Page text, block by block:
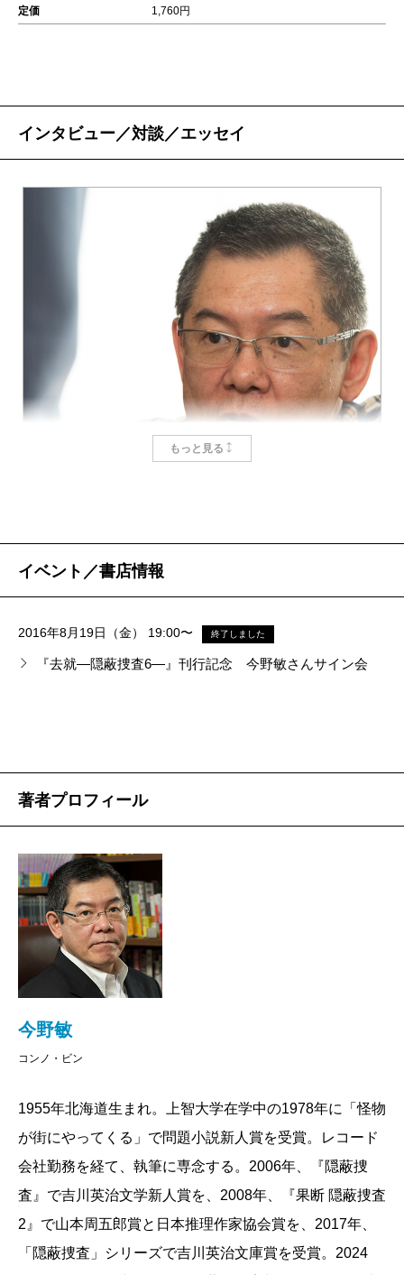
定価 1,760円
インタビュー／対談／エッセイ
何回書いても、書き切れない。
部数190万部突破の
『去就―隠蔽捜査6―』の刊行にあたり、新作執筆の舞
台裏、登場人物たちへの思い、そしてシリーズの今後
について伺いました。
何があっても困らない男
までに吉川英治文学新人賞や日本推理作家協会賞、山
本周五郎賞を受賞するなど、今野さんの長い作家生活
のエポックといえる代表シリーズになりましたね。
今野もともとシリーズ化は考えていませんでした。
警察官の小説はたくさん書いていたので、ちょっと毛
色の変わったものを一編書いておこうかという程度の
もっと見る
イベント／書店情報
2016年8月19日（金） 19:00〜 終了しました
『去就―隠蔽捜査6―』刊行記念 今野敏さんサイン会
著者プロフィール
今野敏
コンノ・ビン
1955年北海道生まれ。上智大学在学中の1978年に「怪物
が街にやってくる」で問題小説新人賞を受賞。レコード
会社勤務を経て、執筆に専念する。2006年、『隠蔽捜
査』で吉川英治文学新人賞を、2008年、『果断 隠蔽捜査
2』で山本周五郎賞と日本推理作家協会賞を、2017年、
「隠蔽捜査」シリーズで吉川英治文庫賞を受賞。2024